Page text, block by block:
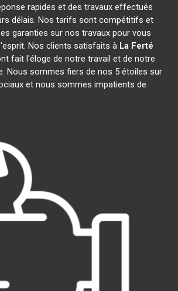
rapides et des travaux effectués
délais. Nos tarifs sont compétitifs et
garanties sur nos travaux pour vous
Nos clients satisfaits à La Ferté
fait l'éloge de notre travail et de notre
Nous sommes fiers de nos 5 étoiles sur
et nous sommes impatients de